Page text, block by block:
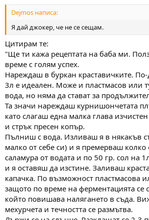
Dejmos написа:
Я дай джокер, че не се сещам.
Цитирам те:
"Ще ти кажа рецептата на баба ми.
време с голям успех.
Нареждаш в буркан краставичките.
3л е идеален. Може и пластмасов или
вода, но няма да стават за
Та значи нареждаш курнишончетата
като слагаш една малка глава
и стрък пресен копър.
Пълниш с вода. Изливаш я в някакъв
малко от себе си) и я премерваш
саламура от водата и по 50 гр. сол на
и я оставяш да изстине. Заливаш
капачка. По възможност пластмасова
защото по време на ферментацията се
който повишава налягането в съда.
мехурчета и течността се размътва.